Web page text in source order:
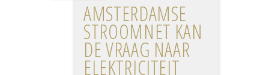
AMSTERDAMSE
STROOMNET KAN
DE VRAAG NAAR
ELEKTRICITEIT